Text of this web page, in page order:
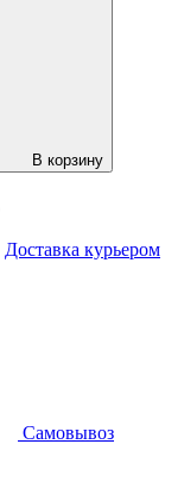
В корзину
Доставка курьером
Самовывоз